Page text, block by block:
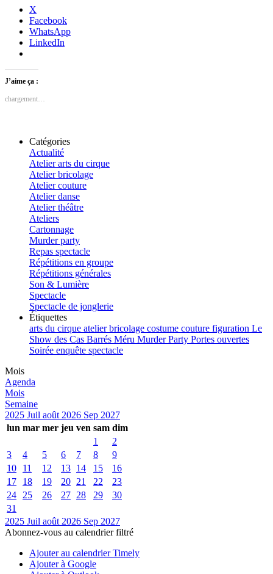
X
Facebook
WhatsApp
LinkedIn
J’aime ça :
chargement…
Catégories
Actualité
Atelier arts du cirque
Atelier bricolage
Atelier couture
Atelier danse
Atelier théâtre
Ateliers
Cartonnage
Murder party
Repas spectacle
Répétitions en groupe
Répétitions générales
Son & Lumière
Spectacle
Spectacle de jonglerie
Étiquettes
arts du cirque atelierbricolage costume couture figuration Le
Show des Cas Barrés Méru Murder Party Portes ouvertes
Soirée enquête spectacle
Mois
Agenda
Mois
Semaine
2025 Juil août 2026 Sep 2027
lun mar mer jeu ven sam dim
1
2
3
4 5 6 7 8
9
10
11 12 13 14 15
16
17
18 19 20 21 22
23
24
25 26 27 28 29
30
31
2025 Juil août 2026 Sep 2027
Abonnez-vous au calendrier filtré
Ajouter au calendrier Timely
Ajouter à Google